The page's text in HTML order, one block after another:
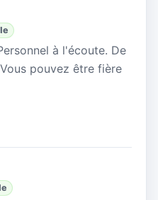
à l'écoute. De
pouvez être fière